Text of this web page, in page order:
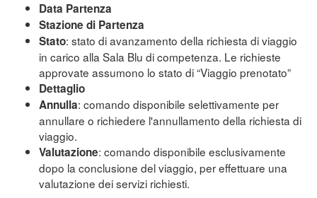
Data Partenza
Stazione di Partenza
Stato: stato di avanzamento della richiesta di viaggio
in carico alla Sala Blu di competenza. Le richieste
approvate assumono lo stato di “Viaggio prenotato”
Dettaglio
Annulla: comando disponibile selettivamente per
annullare o richiedere l'annullamento della richiesta di
viaggio.
Valutazione: comando disponibile esclusivamente
dopo la conclusione del viaggio, per effettuare una
valutazione dei servizi richiesti.